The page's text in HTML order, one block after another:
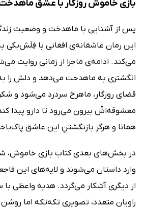
بازی خاموش روزگار با عشق
پس از آشنایی با ماهدخت و وضعیت
این رمان عاشقانه‌ی افغانی با فِلَش‌بکی
می‌کند. ادامه‌ی ماجرا از زمانی روایت
انگشتری به ماهدخت می‌دهد و دلش را به
قضای روزگار، ماهرخ سردرد می‌شود و
معشوقه‌اشْ بیرون می‌رود تا دارو پیدا
همانا و هرگز بازنگشتنِ این عاشق
در بخش‌های بعدی کتاب بازی
وارد داستان می‌شوند و لایه‌های این
از دیگری آشکار می‌گردد. هدیه واعظی
راویان متعدد، تصویری تکه‌تکه اما